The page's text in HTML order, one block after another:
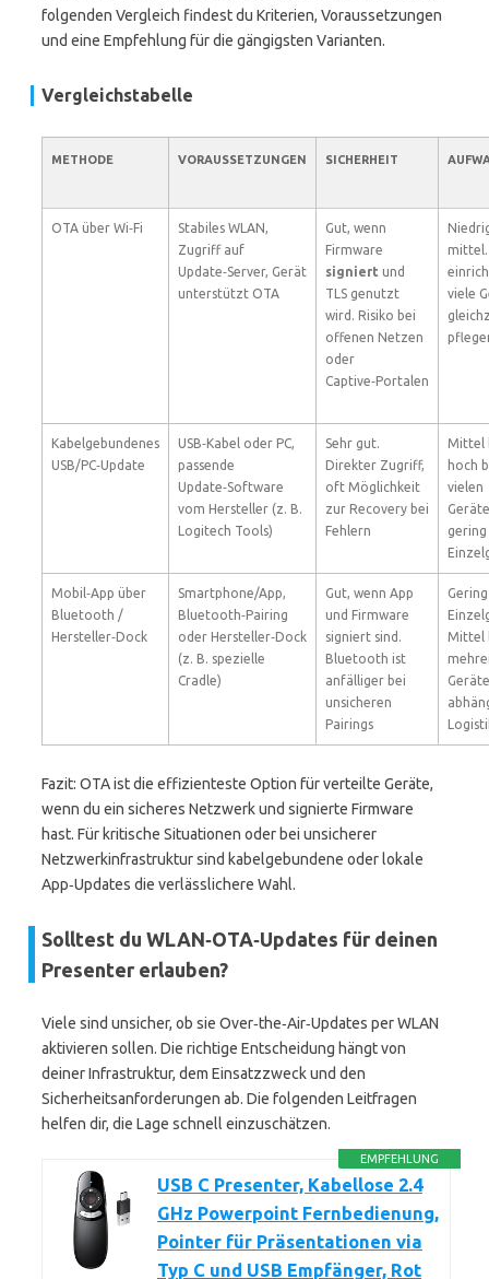
folgenden Vergleich findest du Kriterien, Voraussetzungen
und eine Empfehlung für die gängigsten Varianten.
Vergleichstabelle
METHODE VORAUSSETZUNGEN SICHERHEIT
OTA über Wi‑Fi
Stabiles WLAN,
Zugriff auf
Update‑Server, Gerät
unterstützt OTA
Gut, wenn
Firmware
signiert und
TLS genutzt
wird. Risiko bei
offenen Netzen
oder
Captive‑Portalen
mittel.
viele
Kabelgebundenes
USB/PC‑Update
USB‑Kabel oder PC,
passende
Update‑Software
vom Hersteller (z. B.
Logitech Tools)
Sehr gut.
Direkter Zugriff,
oft Möglichkeit
zur Recovery bei
Fehlern
Mittel
hoch
vielen
gering
Mobil‑App über
Bluetooth /
Hersteller‑Dock
Smartphone/App,
Bluetooth‑Pairing
oder Hersteller‑Dock
(z. B. spezielle
Cradle)
Gut, wenn App
und Firmware
signiert sind.
Bluetooth ist
anfälliger bei
unsicheren
Pairings
Mittel
Fazit: OTA ist die effizienteste Option für verteilte Geräte,
wenn du ein sicheres Netzwerk und signierte Firmware
hast. Für kritische Situationen oder bei unsicherer
Netzwerkinfrastruktur sind kabelgebundene oder lokale
App‑Updates die verlässlichere Wahl.
Solltest du WLAN‑OTA‑Updates für deinen
Presenter erlauben?
Viele sind unsicher, ob sie Over‑the‑Air‑Updates per WLAN
aktivieren sollen. Die richtige Entscheidung hängt von
deiner Infrastruktur, dem Einsatzzweck und den
Sicherheitsanforderungen ab. Die folgenden Leitfragen
helfen dir, die Lage schnell einzuschätzen.
EMPFEHLUNG
USB C Presenter, Kabellose 2.4
GHz Powerpoint Fernbedienung,
Pointer für Präsentationen via
Typ C und USB Empfänger, Rot